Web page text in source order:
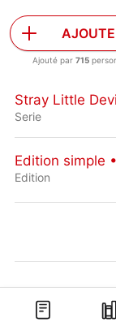
Ajouté par 715
Stray Little
Serie
Edition simple
Edition